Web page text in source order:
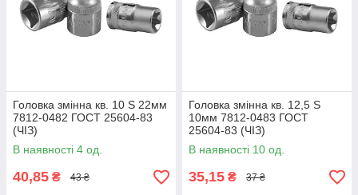
Головка змінна кв. 10 S 22мм
7812-0482 ГОСТ 25604-83
(ЧІЗ)
В наявності 4 од.
40,85 ₴ 43 ₴
Головка змінна кв. 12,5 S
10мм 7812-0483 ГОСТ
25604-83 (ЧІЗ)
В наявності 10 од.
35,15 ₴ 37 ₴